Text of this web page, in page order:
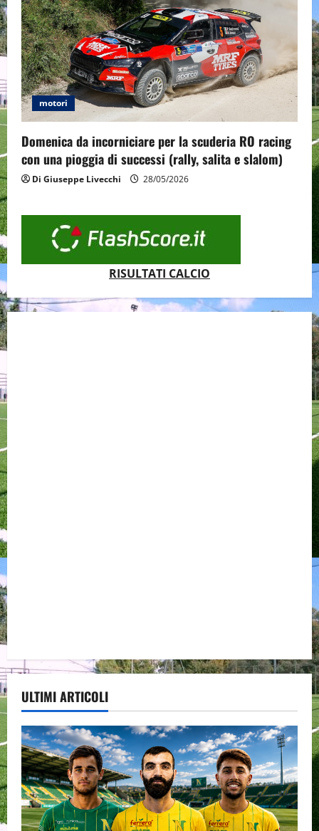
motori
Domenica da incorniciare per la scuderia RO racing
con una pioggia di successi (rally, salita e slalom)
Di Giuseppe Livecchi 28/05/2026
RISULTATI CALCIO
ULTIMI ARTICOLI